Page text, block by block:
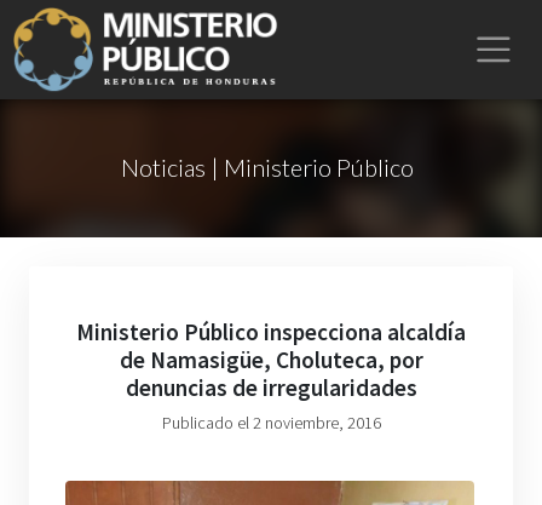
Noticias | Ministerio Público
Ministerio Público inspecciona alcaldía
de Namasigüe, Choluteca, por
denuncias de irregularidades
Publicado el 2 noviembre, 2016